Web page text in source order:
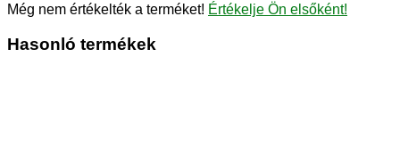
Még nem értékelték a terméket! Értékelje Ön elsőként!
Hasonló termékek